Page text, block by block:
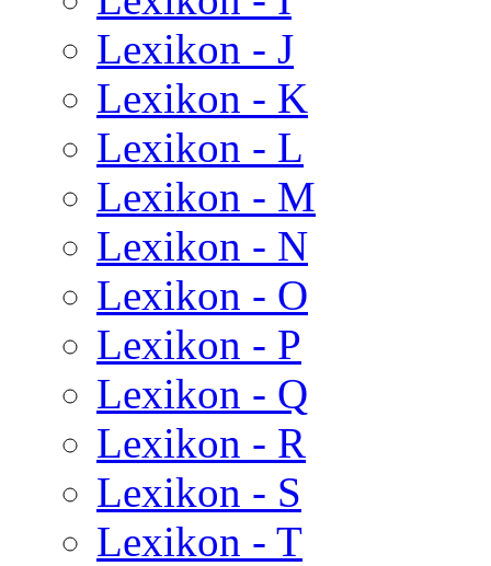
Lexikon - J
Lexikon - K
Lexikon - L
Lexikon - M
Lexikon - N
Lexikon - O
Lexikon - P
Lexikon - Q
Lexikon - R
Lexikon - S
Lexikon - T